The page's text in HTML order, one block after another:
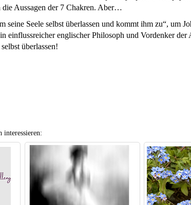
Aussagen der 7 Chakren. Aber…
seine Seele selbst überlassen und kommt ihm zu“, um
einflussreicher englischer Philosoph und Vordenker
überlassen!
interessieren: